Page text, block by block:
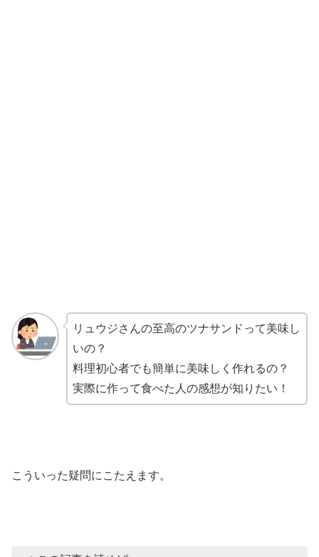
リュウジさんの至高のツナサンドって美味し
いの？
料理初心者でも簡単に美味しく作れるの？
実際に作って食べた人の感想が知りたい！
こういった疑問にこたえます。